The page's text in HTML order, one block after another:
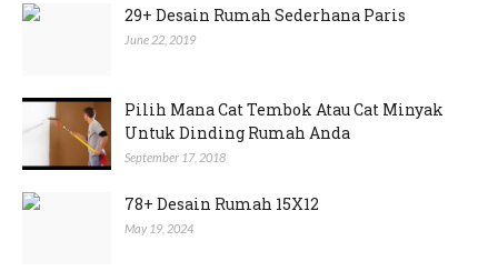
29+ Desain Rumah Sederhana Paris
June 22, 2019
Pilih Mana Cat Tembok Atau Cat Minyak
Untuk Dinding Rumah Anda
September 17, 2018
78+ Desain Rumah 15X12
May 19, 2024